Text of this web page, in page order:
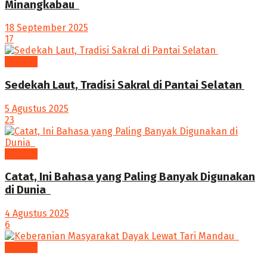
Minangkabau ‎
18 September 2025
17
Sedekah Laut, Tradisi Sakral di Pantai Selatan
5 Agustus 2025
23
‎Catat, Ini Bahasa yang Paling Banyak Digunakan
di Dunia ‎
4 Agustus 2025
6